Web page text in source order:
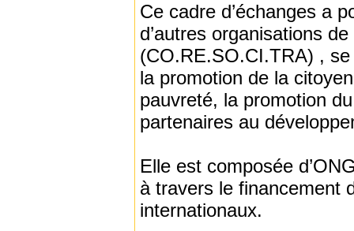
Ce cadre d’échanges a
d’autres organisations
(CO.RE.SO.CI.TRA) ,
la promotion de la
pauvreté, la promotion
partenaires au
Elle est composée
à travers le financement
internationaux.